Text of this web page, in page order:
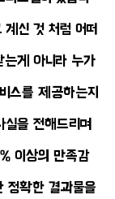
신 것 처럼 어떠
게 아니라 누가
스를 제공하는지
을 전해드리며
이상의 만족감
정확한 결과물을